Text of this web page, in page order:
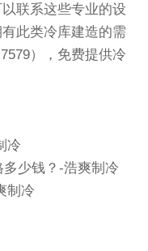
联系这些专业的设
此类冷库建造的需
），免费提供冷
冷
少钱？-浩爽制冷
制冷